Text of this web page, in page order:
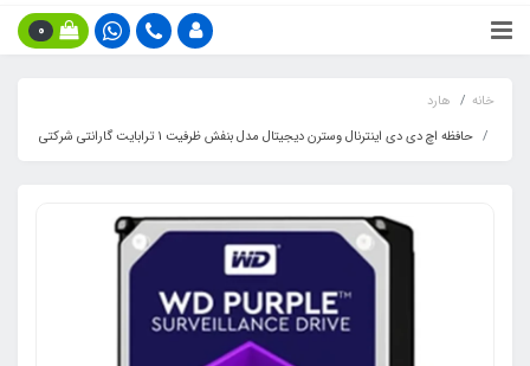
0
خانه
هارد
حافظه اچ دی دی اینترنال وسترن دیجیتال مدل بنفش ظرفیت 1 ترابایت گارانتی شرکتی